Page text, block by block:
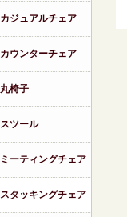
カジュアルチェア
カウンターチェア
丸椅子
スツール
ミーティングチェア
スタッキングチェア